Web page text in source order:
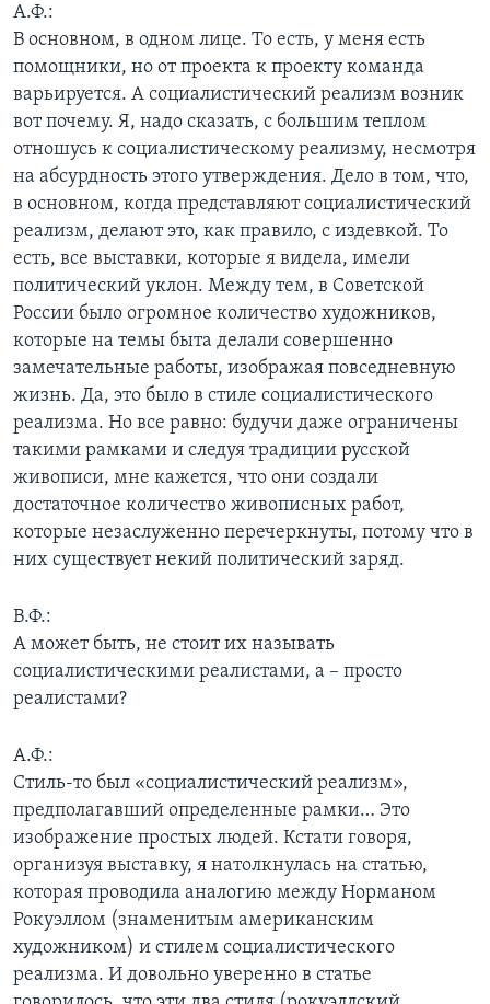
А.Ф.:
В основном, в одном лице. То есть, у меня есть
помощники, но от проекта к проекту команда
варьируется. А социалистический реализм возник
вот почему. Я, надо сказать, с большим теплом
отношусь к социалистическому реализму, несмотря
на абсурдность этого утверждения. Дело в том, что,
в основном, когда представляют социалистический
реализм, делают это, как правило, с издевкой. То
есть, все выставки, которые я видела, имели
политический уклон. Между тем, в Советской
России было огромное количество художников,
которые на темы быта делали совершенно
замечательные работы, изображая повседневную
жизнь. Да, это было в стиле социалистического
реализма. Но все равно: будучи даже ограничены
такими рамками и следуя традиции русской
живописи, мне кажется, что они создали
достаточное количество живописных работ,
которые незаслуженно перечеркнуты, потому что в
них существует некий политический заряд.
В.Ф.:
А может быть, не стоит их называть
социалистическими реалистами, а – просто
реалистами?
А.Ф.:
Стиль-то был «социалистический реализм»,
предполагавший определенные рамки… Это
изображение простых людей. Кстати говоря,
организуя выставку, я натолкнулась на статью,
которая проводила аналогию между Норманом
Рокуэллом (знаменитым американским
художником) и стилем социалистического
реализма. И довольно уверенно в статье